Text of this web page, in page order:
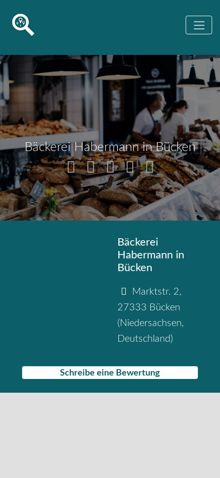
Bäckerei Habermann in Bücken
Bäckerei
Habermann in
Bücken
Marktstr. 2,
27333 Bücken
( Niedersachsen,
Deutschland)
Schreibe eine Bewertung